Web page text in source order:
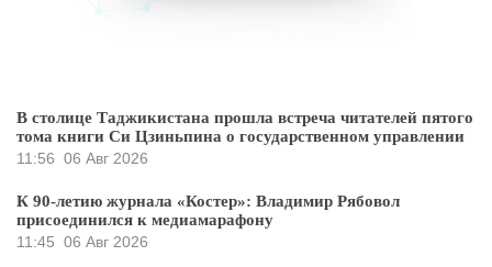
В столице Таджикистана прошла встреча читателей пятого
тома книги Си Цзиньпина о государственном управлении
11:56 06 Авг 2026
К 90-летию журнала «Костер»: Владимир Рябовол
присоединился к медиамарафону
11:45 06 Авг 2026